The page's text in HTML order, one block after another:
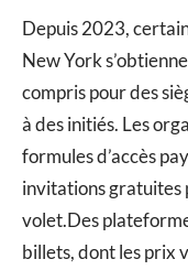
Depuis 2023,
New York
compris pour des
à des initiés. Les
formules d’accès
invitations gratuites
volet.Des
billets, dont les prix